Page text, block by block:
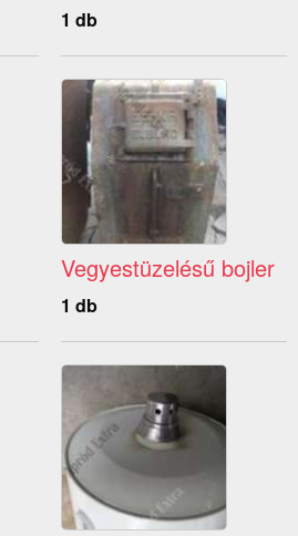
1 db
Vegyestüzelésű bojler
1 db